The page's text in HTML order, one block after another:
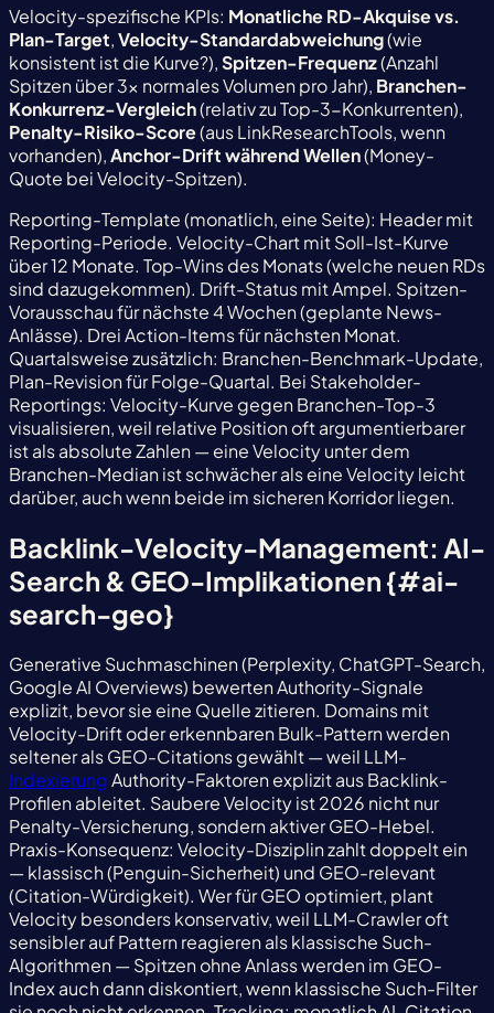
Velocity-spezifische KPIs: Monatliche RD-Akquise vs.
Plan-Target,Velocity-Standardabweichung(wie
konsistent ist die Kurve?),Spitzen-Frequenz(Anzahl
Spitzen über 3× normales Volumen pro Jahr), Branchen-
Konkurrenz-Vergleich(relativ zu Top-3-Konkurrenten),
Penalty-Risiko-Score(aus LinkResearchTools, wenn
vorhanden),Anchor-Drift während Wellen(Money-
Quote bei Velocity-Spitzen).
Reporting-Template (monatlich, eine Seite): Header mit
Reporting-Periode. Velocity-Chart mit Soll-Ist-Kurve
über 12 Monate. Top-Wins des Monats (welche neuen RDs
sind dazugekommen). Drift-Status mit Ampel. Spitzen-
Vorausschau für nächste 4 Wochen (geplante News-
Anlässe). Drei Action-Items für nächsten Monat.
Quartalsweise zusätzlich: Branchen-Benchmark-Update,
Plan-Revision für Folge-Quartal. Bei Stakeholder-
Reportings: Velocity-Kurve gegen Branchen-Top-3
visualisieren, weil relative Position oft argumentierbarer
ist als absolute Zahlen — eine Velocity unter dem
Branchen-Median ist schwächer als eine Velocity leicht
darüber, auch wenn beide im sicheren Korridor liegen.
Backlink-Velocity-Management: AI-
Search & GEO-Implikationen {#ai-
search-geo}
Generative Suchmaschinen (Perplexity, ChatGPT-Search,
Google AI Overviews) bewerten Authority-Signale
explizit, bevor sie eine Quelle zitieren. Domains mit
Velocity-Drift oder erkennbaren Bulk-Pattern werden
seltener als GEO-Citations gewählt — weil LLM-
IndexierungAuthority-Faktoren explizit aus Backlink-
Profilen ableitet. Saubere Velocity ist 2026 nicht nur
Penalty-Versicherung, sondern aktiver GEO-Hebel.
Praxis-Konsequenz: Velocity-Disziplin zahlt doppelt ein
— klassisch (Penguin-Sicherheit) und GEO-relevant
(Citation-Würdigkeit). Wer für GEO optimiert, plant
Velocity besonders konservativ, weil LLM-Crawler oft
sensibler auf Pattern reagieren als klassische Such-
Algorithmen — Spitzen ohne Anlass werden im GEO-
Index auch dann diskontiert, wenn klassische Such-Filter